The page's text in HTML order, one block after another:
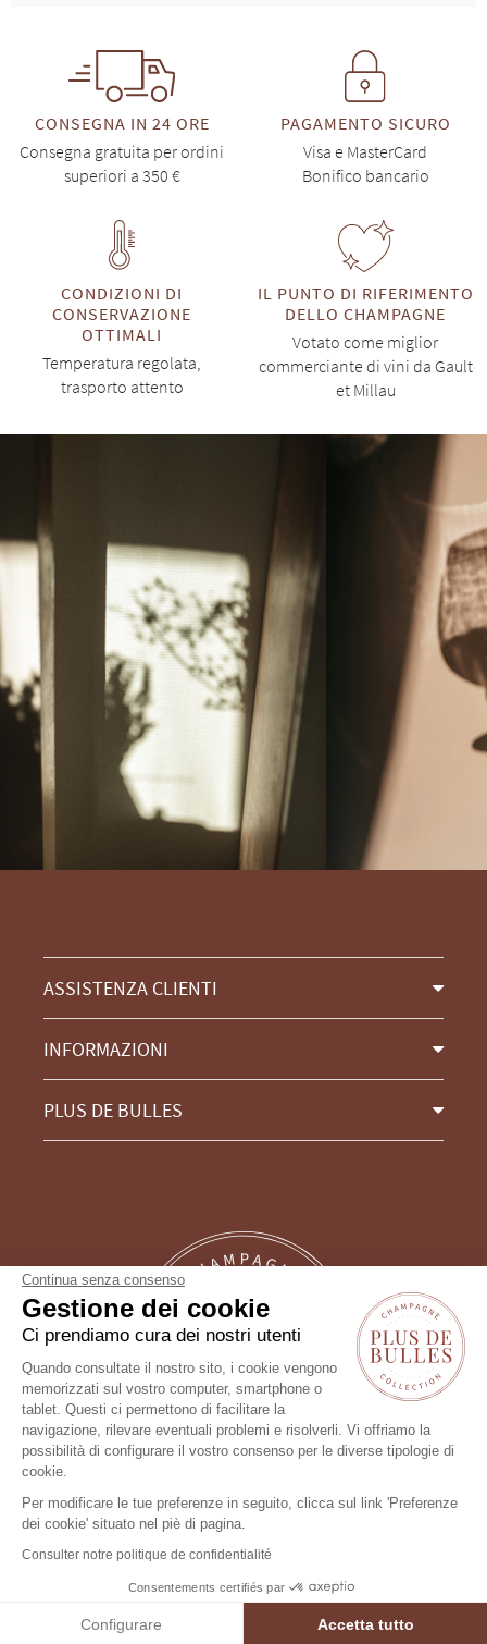
CONSEGNA IN 24 ORE
Consegna gratuita per ordini
superiori a 350 €
PAGAMENTO SICURO
Visa e MasterCard
Bonifico bancario
CONDIZIONI DI
CONSERVAZIONE
OTTIMALI
Temperatura regolata,
trasporto attento
IL PUNTO DI RIFERIMENTO
DELLO CHAMPAGNE
Votato come miglior
commerciante di vini da Gault
et Millau
ASSISTENZA CLIENTI
INFORMAZIONI
PLUS DE BULLES
Seguici !
FILTRO
Continua senza consenso
Gestione dei cookie
Ci prendiamo cura dei nostri utenti
Quando consultate il nostro sito, i cookie vengono
memorizzati sul vostro computer, smartphone o
tablet. Questi ci permettono di facilitare la
navigazione, rilevare eventuali problemi e risolverli. Vi offriamo la
possibilità di configurare il vostro consenso per le diverse tipologie di
cookie.
Per modificare le tue preferenze in seguito, clicca sul link 'Preferenze
dei cookie' situato nel piè di pagina.
Consulter notre politique de confidentialité
Consentements certifiés par
Configurare Accetta tutto